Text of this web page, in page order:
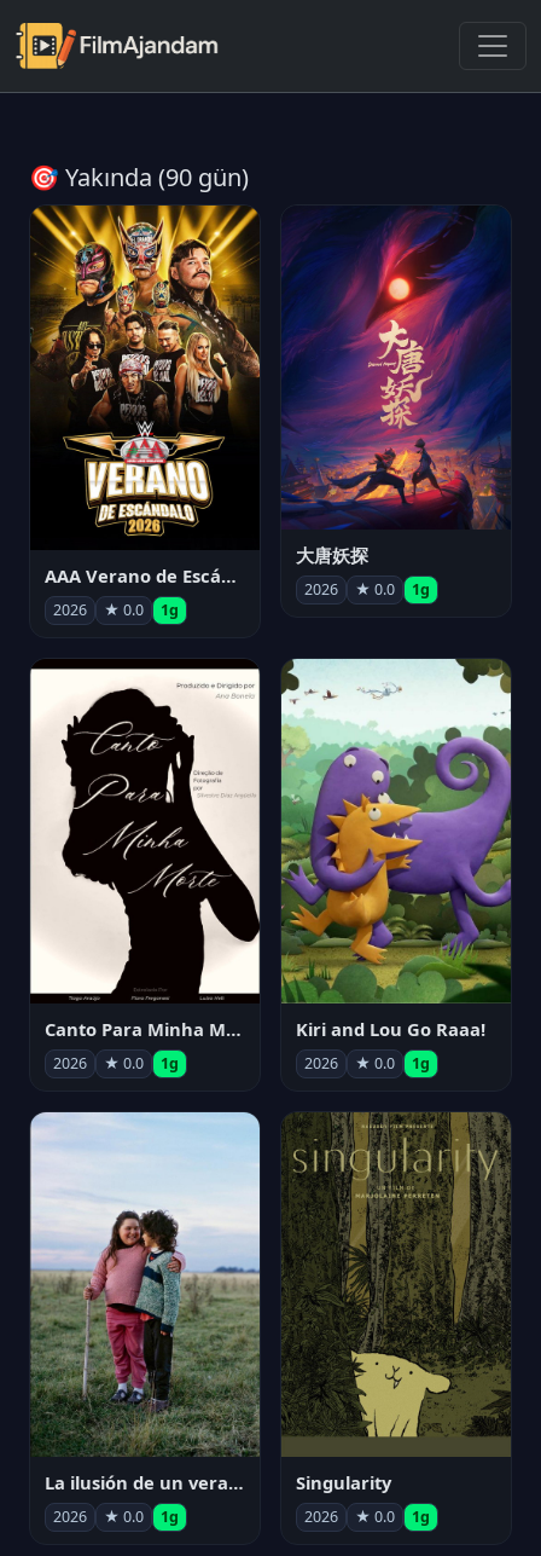
🎯 Yakında (90 gün)
AAA Verano de Escándalo 2026 - Week 3
2026 ★ 0.0 1g
大唐妖探
2026 ★ 0.0 1g
Canto Para Minha Morte
2026 ★ 0.0 1g
Kiri and Lou Go Raaa!
2026 ★ 0.0 1g
La ilusión de un verano sin fin
2026 ★ 0.0 1g
Singularity
2026 ★ 0.0 1g